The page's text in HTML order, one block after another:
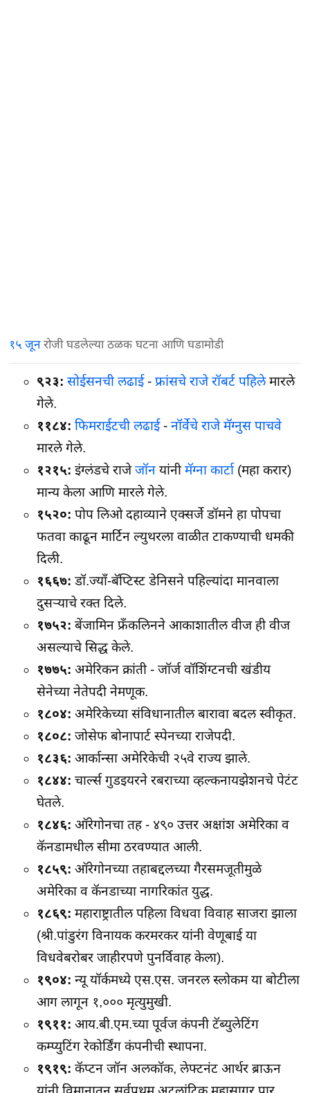
१५ जूनरोजी घडलेल्या ठळक घटना आणि घडामोडी
९२३: सोईसनची लढाई-फ्रांसचे राजे रॉबर्ट पहिलेमारले
गेले.
११८४: फिमराईटची लढाई-नॉर्वेचे राजे मॅग्नुस पाचवे
मारले गेले.
१२१५: इंग्लंडचे राजेजॉन यांनीमॅग्ना कार्टा(महा करार)
मान्य केला आणि मारले गेले.
१५२०: पोप लिओ दहाव्याने एक्सर्जे डॉमने हा पोपचा
फतवा काढून मार्टिन ल्युथरला वाळीत टाकण्याची धमकी
दिली.
१६६७: डॉ.ज्यॉं-बॅप्टिस्ट डेनिसने पहिल्यांदा मानवाला
दुसर्‍याचे रक्त दिले.
१७५२: बेंजामिन फ्रॅंकलिनने आकाशातील वीज ही वीज
असल्याचे सिद्ध केले.
१७७५: अमेरिकन क्रांती - जॉर्ज वॉशिंग्टनची खंडीय
सेनेच्या नेतेपदी नेमणूक.
१८०४: अमेरिकेच्या संविधानातील बारावा बदल स्वीकृत.
१८०८: जोसेफ बोनापार्ट स्पेनच्या राजेपदी.
१८३६: आर्कान्सा अमेरिकेची २५वे राज्य झाले.
१८४४: चार्ल्स गुडइयरने रबराच्या व्हल्कनायझेशनचे पेटंट
घेतले.
१८४६: ऑरेगोनचा तह - ४९० उत्तर अक्षांश अमेरिका व
कॅनडामधील सीमा ठरवण्यात आली.
१८५९: ऑरेगोनच्या तहाबद्दलच्या गैरसमजूतीमुळे
अमेरिका व कॅनडाच्या नागरिकांत युद्ध.
१८६९: महाराष्ट्रातील पहिला विधवा विवाह साजरा झाला
(श्री.पांडुरंग विनायक करमरकर यांनी वेणूबाई या
विधवेबरोबर जाहीरपणे पुनर्विवाह केला).
१९०४: न्यू यॉर्कमध्ये एस.एस. जनरल स्लोकम या बोटीला
आग लागून १,००० मृत्युमुखी.
१९११: आय.बी.एम.च्या पूर्वज कंपनी टॅब्युलेटिंग
कम्प्युटिंग रेकोर्डिंग कंपनीची स्थापना.
१९१९: कॅप्टन जॉन अलकॉक, लेफ्टनंट आर्थर ब्राऊन